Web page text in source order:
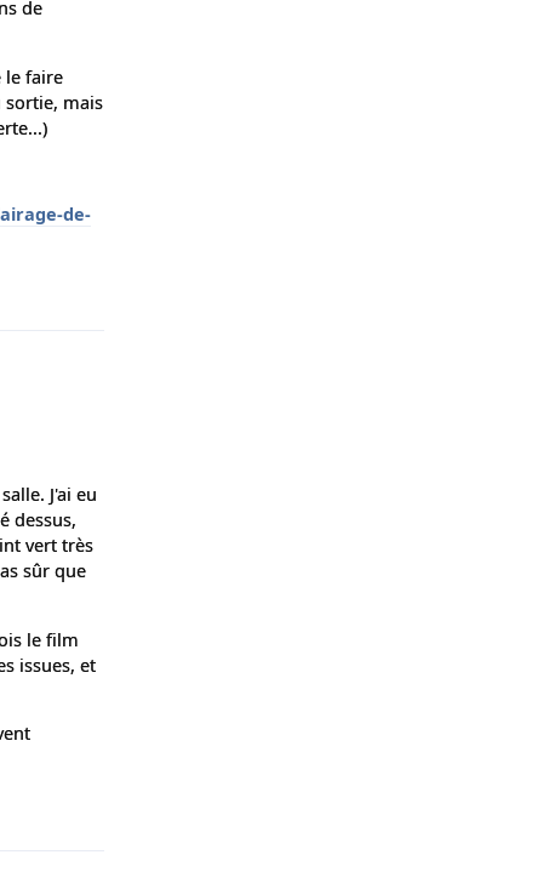
de
le faire
sortie, mais
de-
J'ai eu
dessus,
vert très
sûr que
le film
issues, et